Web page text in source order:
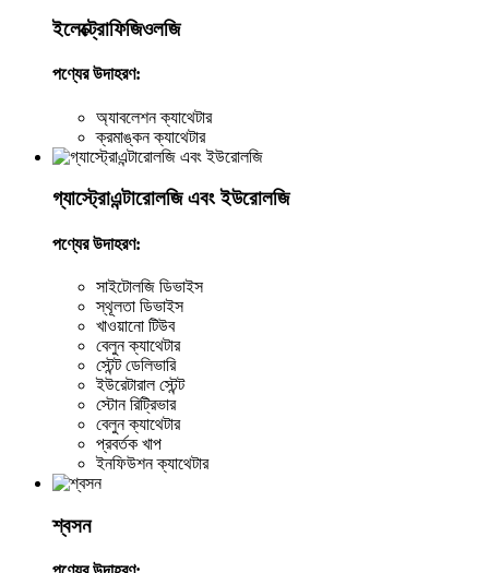
ইলেক্ট্রোফিজিওলজি
পণ্যের উদাহরণ:
অ্যাবলেশন ক্যাথেটার
ক্রমাঙ্কন ক্যাথেটার
গ্যাস্ট্রোএন্টারোলজি এবং ইউরোলজি
পণ্যের উদাহরণ:
সাইটোলজি ডিভাইস
স্থূলতা ডিভাইস
খাওয়ানো টিউব
বেলুন ক্যাথেটার
স্টেন্ট ডেলিভারি
ইউরেটারাল স্টেন্ট
স্টোন রিট্রিভার
বেলুন ক্যাথেটার
প্রবর্তক খাপ
ইনফিউশন ক্যাথেটার
শ্বসন